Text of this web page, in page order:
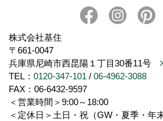
株式会社基住
〒661-0047
兵庫県尼崎市西昆陽１丁目30番11号
TEL： 0120-347-101 / 06-4962-3088
FAX：06-6432-9597
＜営業時間＞9:00～18:00
＜定休日＞土日・祝（GW・夏季・年